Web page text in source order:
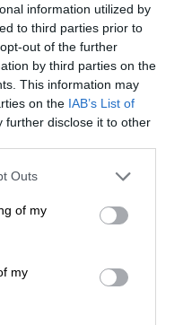
information utilized by
to third parties prior to
out of the further
by third parties on the
This information may
on the IAB’s List of
further disclose it to other
one or more Google
You may click to
its third-party tags to
in below Google
Outs
of my
my
Foto: Shutterstock